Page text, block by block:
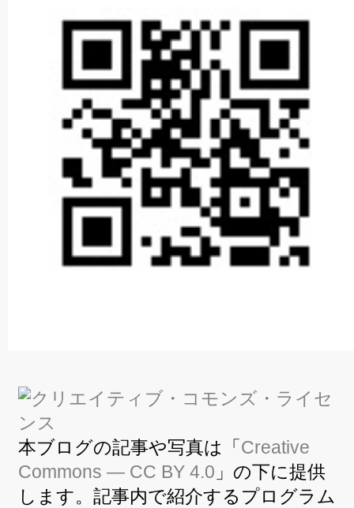
本ブログの記事や写真は「 Creative
Commons — CC BY 4.0 」の下に提供
します。記事内で紹介するプログラム